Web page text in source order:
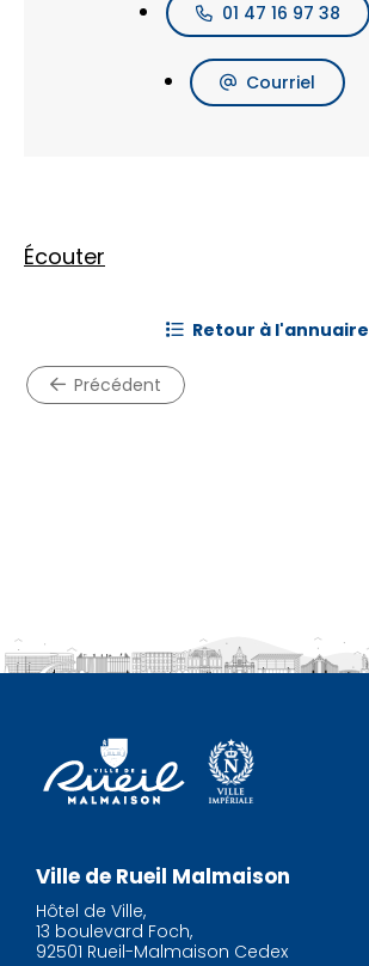
01 47 16 97 38
Courriel
Écouter
précédent
retour à l'annuaire
Ville de Rueil Malmaison
Hôtel de Ville,
13 boulevard Foch,
92501 Rueil-Malmaison Cedex